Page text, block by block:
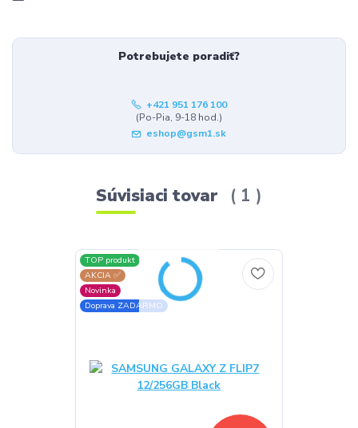
Potrebujete poradiť?
+421 951 176 100
(Po-Pia, 9-18 hod.)
eshop@gsm1.sk
Súvisiaci tovar 1
TOP produkt
AKCIA ✅
Novinka
Doprava ZADARMO